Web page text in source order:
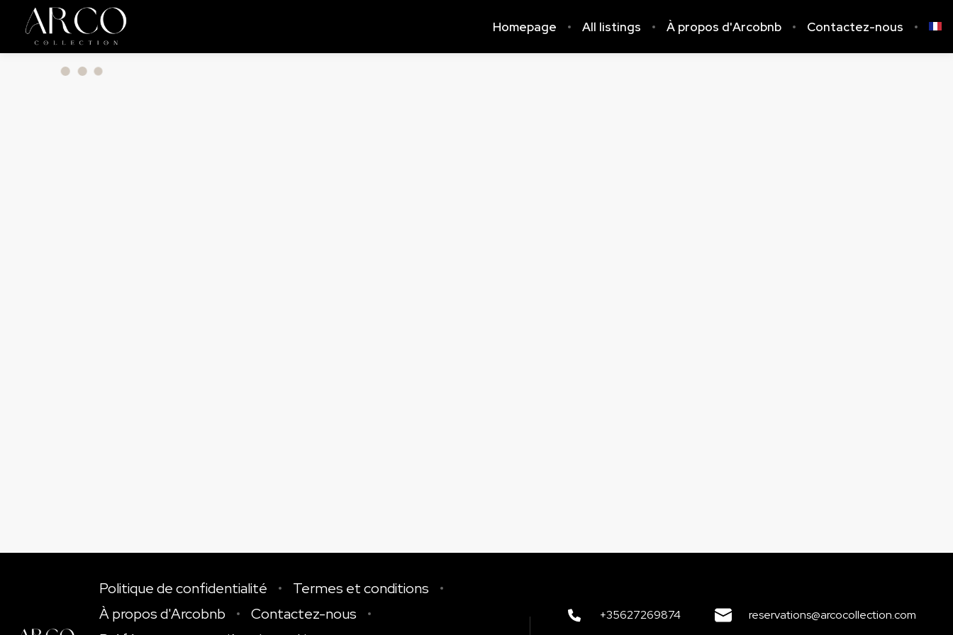
Homepage All listings À propos d'Arcobnb Contactez-nous
Politique de confidentialité
Termes et conditions
À propos d'Arcobnb
Contactez-nous
+35627269874 reservations@arcocollection.com